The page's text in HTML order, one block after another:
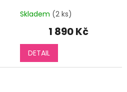
Skladem (2 ks)
1 890 Kč
DETAIL